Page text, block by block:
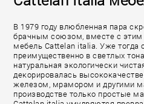
В 1979 году влюбленная пара
брачным союзом, вместе с этим
мебель Cattelan italia. Уже тогда
преимущественно в светлых
натуральная экологически
декорировалась
железом, мрамором и другими
производстве только простые